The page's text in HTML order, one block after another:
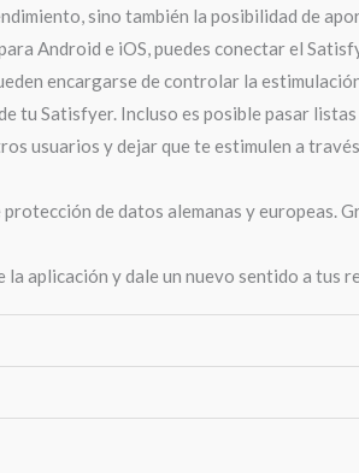
sino también la posibilidad de
Android e iOS, puedes conectar el
encargarse de controlar la
tu Satisfyer. Incluso es posible pasar
usuarios y dejar que te estimulen a
de datos alemanas y europeas.
aplicación y dale un nuevo sentido a tus